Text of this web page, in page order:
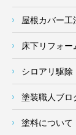
屋根カバー工
床下リフォー
シロアリ駆除
塗装職人ブロ
塗料について